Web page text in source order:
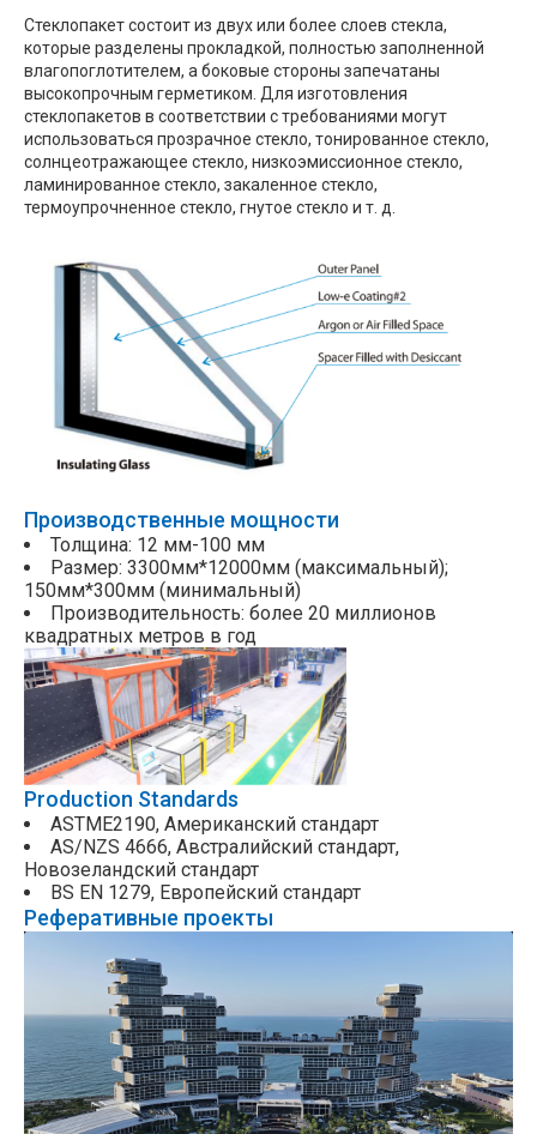
Стеклопакет состоит из двух или более слоев стекла,
которые разделены прокладкой, полностью заполненной
влагопоглотителем, а боковые стороны запечатаны
высокопрочным герметиком. Для изготовления
стеклопакетов в соответствии с требованиями могут
использоваться прозрачное стекло, тонированное стекло,
солнцеотражающее стекло, низкоэмиссионное стекло,
ламинированное стекло, закаленное стекло,
термоупрочненное стекло, гнутое стекло и т. д.
Производственные мощности
Толщина: 12 мм-100 мм
Размер: 3300мм*12000мм (максимальный);
150мм*300мм (минимальный)
Производительность: более 20 миллионов
квадратных метров в год
Production Standards
ASTME2190, Американский стандарт
AS/NZS 4666, Австралийский стандарт,
Новозеландский стандарт
BS EN 1279, Европейский стандарт
Реферативные проекты